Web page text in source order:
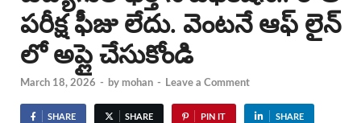
పరీక్ష ఫీజు లేదు. వెంటనే ఆఫ్ లైన్
లో అప్లై చేసుకోండి
March 18, 2026 - by mohan - Leave a Comment
SHARE SHARE PIN IT SHARE